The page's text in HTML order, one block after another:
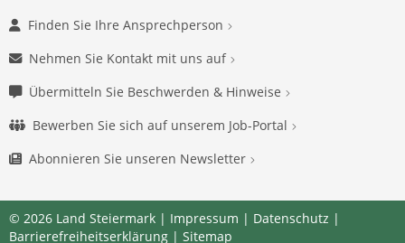
Finden Sie Ihre Ansprechperson
Nehmen Sie Kontakt mit uns auf
Übermitteln Sie Beschwerden & Hinweise
Bewerben Sie sich auf unserem Job-Portal
Abonnieren Sie unseren Newsletter
© 2026 Land Steiermark | Impressum | Datenschutz |
Barrierefreiheitserklärung | Sitemap